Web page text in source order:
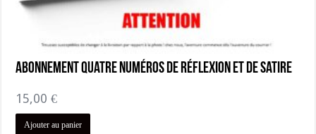
Abonnement quatre Numéros de Réflexion et de Satire
15,00€
Ajouter au panier